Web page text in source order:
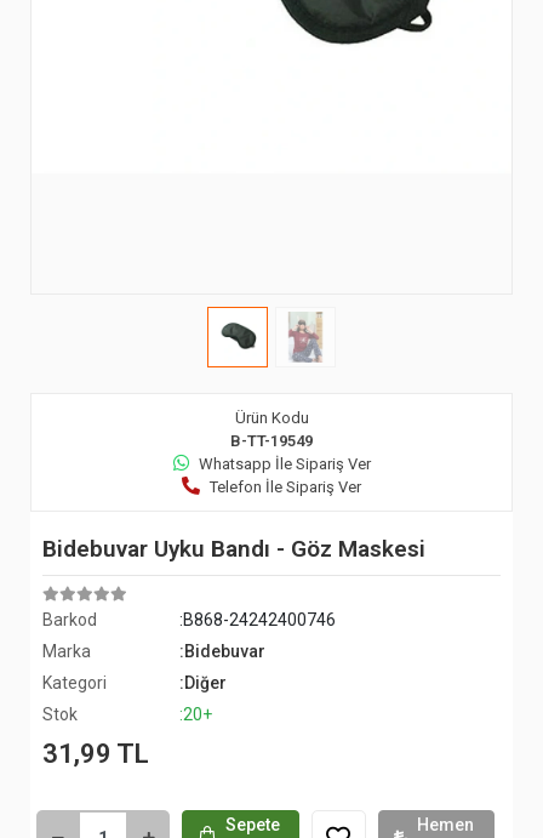
Ürün Kodu
B-TT-19549
Whatsapp İle Sipariş Ver
Telefon İle Sipariş Ver
Bidebuvar Uyku Bandı - Göz Maskesi
Barkod
:B868-24242400746
Marka
:Bidebuvar
Kategori
:Diğer
Stok
:20+
31,99 TL
Sepete
Hemen